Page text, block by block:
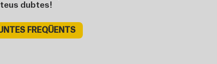
teus dubtes!
FREQÜENTS